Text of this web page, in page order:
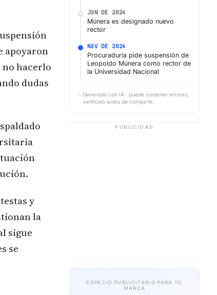
apoyaron
hacerlo
dudas
y
la
sigue
se
JUN DE 2024
Múnera es designado nuevo
rector
NOV DE 2024
Procuraduría pide suspensión de
Leopoldo Múnera como rector de
la Universidad Nacional
✨ Generado con IA · puede contener errores,
verifícalo antes de compartir.
PUBLICIDAD
ESPACIO PUBLICITARIO PARA TU
MARCA